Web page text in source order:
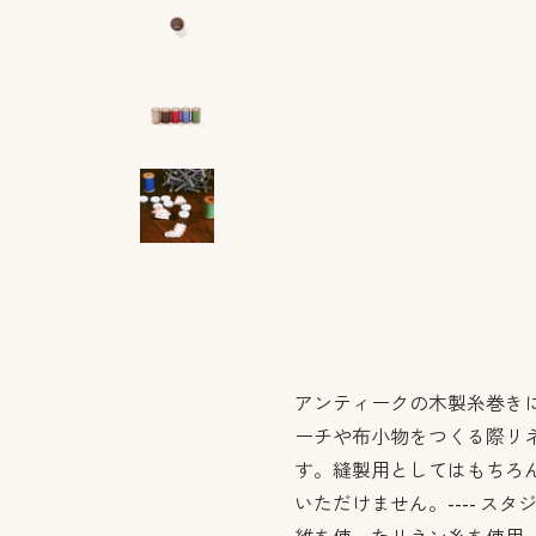
アンティークの木製糸巻き
ーチや布小物をつくる際リ
す。縫製用としてはもちろ
いただけません。---- スタ